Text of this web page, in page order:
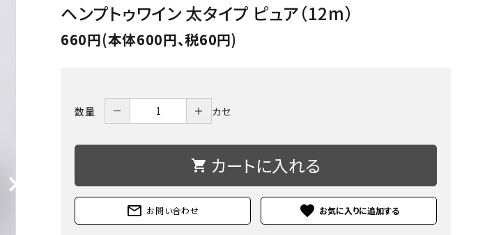
online course／
オンライン講座
JMA講座関連
スマホショルダー関連
ヘンプトゥワイン 太タイプ ピュア（12m）
660円(本体600円、税60円)
数量 － ＋ カセ
shopping_cart カートに入れる
mail_outline お問い合わせ favorite